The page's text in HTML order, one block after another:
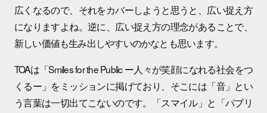
広くなるので、それをカバーしようと思うと、広い捉え方
になりますよね。逆に、広い捉え方の理念があることで、
新しい価値も生み出しやすいのかなとも思います。
TOAは「Smiles for the Public ー人々が笑顔になれる社会をつ
くるー」をミッションに掲げており、そこには「音」とい
う言葉は一切出てこないのです。「スマイル」と「パブリ